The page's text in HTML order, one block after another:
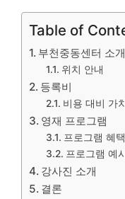
Table of
부천중동센터 소개
위치 안내
등록비
비용 대비 가
영재 프로그램
프로그램 혜택
프로그램 예
강사진 소개
결론